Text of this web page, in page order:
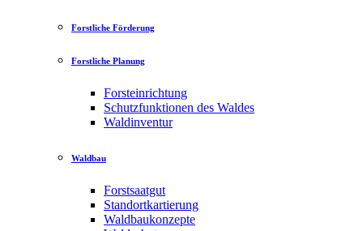
Forstliche Förderung
Forstliche Planung
Forsteinrichtung
Schutzfunktionen des Waldes
Waldinventur
Waldbau
Forstsaatgut
Standortkartierung
Waldbaukonzepte